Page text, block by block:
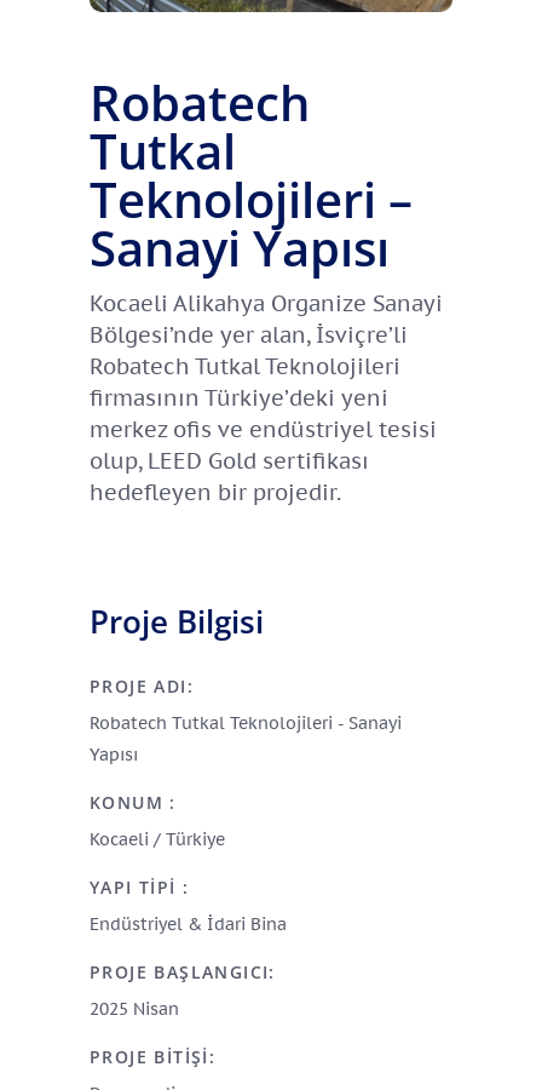
Robatech
Tutkal
Teknolojileri –
Sanayi Yapısı
Kocaeli Alikahya Organize Sanayi
Bölgesi’nde yer alan, İsviçre’li
Robatech Tutkal Teknolojileri
firmasının Türkiye’deki yeni
merkez ofis ve endüstriyel tesisi
olup, LEED Gold sertifikası
hedefleyen bir projedir.
Proje Bilgisi
PROJE ADI:
Robatech Tutkal Teknolojileri - Sanayi
Yapısı
KONUM :
Kocaeli / Türkiye
YAPI TIPI :
Endüstriyel & İdari Bina
PROJE BAŞLANGICI:
2025 Nisan
PROJE BITIŞI: